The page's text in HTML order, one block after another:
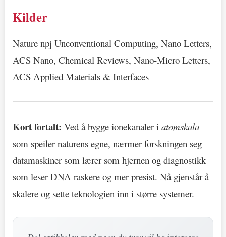
Kilder
Nature npj Unconventional Computing, Nano Letters,
ACS Nano, Chemical Reviews, Nano-Micro Letters,
ACS Applied Materials & Interfaces
Kort fortalt: Ved å bygge ionekanaler i atomskala
som speiler naturens egne, nærmer forskningen seg
datamaskiner som lærer som hjernen og diagnostikk
som leser DNA raskere og mer presist. Nå gjenstår å
skalere og sette teknologien inn i større systemer.